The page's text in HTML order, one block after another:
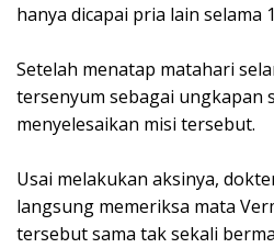
hanya dicapai pria lain selama
Setelah menatap matahari
tersenyum sebagai ungkapan
menyelesaikan misi tersebut.⁣
Usai melakukan aksinya,
langsung memeriksa mata
tersebut sama tak sekali